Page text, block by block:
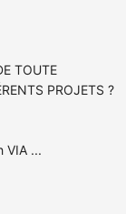
TOUTE
PROJETS ?
VIA ...